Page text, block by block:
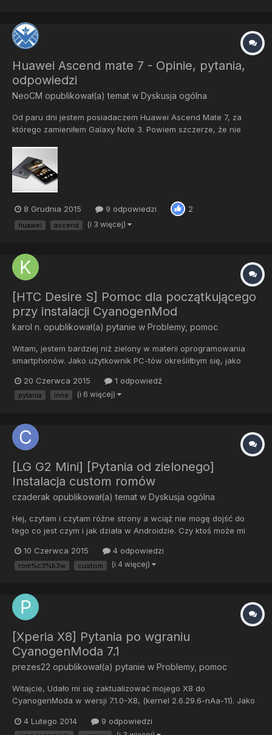
Huawei Ascend mate 7 - Opinie, pytania,
odpowiedzi
NeoCM opublikował(a) temat w Dyskusja ogólna
Od paru dni jestem posiadaczem Huawei Ascend Mate 7, za
którego zamieniłem Galaxy Note 3. Powiem szczerze, że nie
2 miesięcznego sprzętu. Nie chcę tworzyć recenzji, a...
8 Grudnia 2015 9 odpowiedzi 2
huawei ascend (i 3 więcej)
[HTC Desire S] Pomoc dla początkującego
przy instalacji CyanogenMod
karol n. opublikował(a) pytanie w Problemy, pomoc
Witam, jestem bardziej niż zielony w materii oprogramowania
smartphonów. Jako użytkownik PC-tów określiłbym się, jako
wyższego jak Android 4.1 . Niestety HTC skończył na Androidzie
2.3.5 chociaż ostatnio dotarły mnie słuchy, ze HTC udostępniło
20 Czerwca 2015 1 odpowiedź
pytania inne (i 6 więcej)
[LG G2 Mini] [Pytania od zielonego]
Instalacja custom romów
czaderak opublikował(a) temat w Dyskusja ogólna
Hej, czytam i czytam różne strony a wciąż nie mogę dojść do
tego co jest czym i jak działa w Androidzie. Czy ktoś może mi
bootloader, recovery, kernel, rom i root? Na te hasła natrafiam
non stop przy próbach zmiany romu na różnych telefonach....
10 Czerwca 2015 4 odpowiedzi
rom%c3%b3w custom (i 4 więcej)
[Xperia X8] Pytania po wgraniu
CyanogenModa 7.1
prezes22 opublikował(a) pytanie w Problemy, pomoc
Witajcie, Udało mi się zaktualizować mojego X8 do
CyanogenModa w wersji 7.1.0-X8, (kernel 2.6.29.6-nAa-11). Jako
znalazłem, więc może tu ktoś będzie w stanie mi pomóc. Chodzi
4 Lutego 2014 9 odpowiedzi